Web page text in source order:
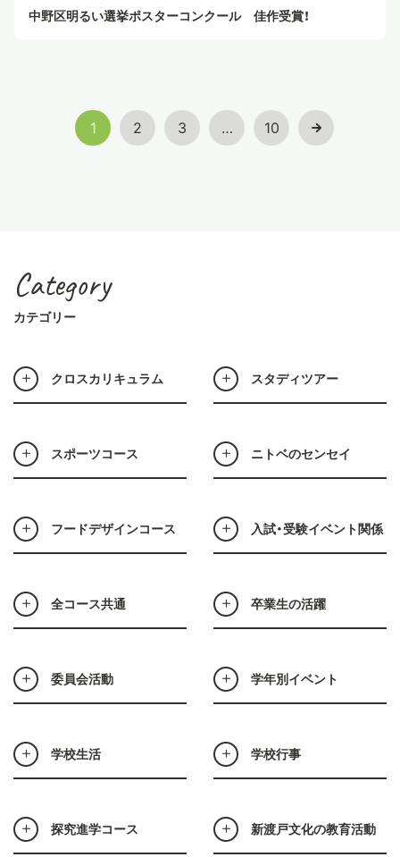
中野区明るい選挙ポスターコンクール 佳作受賞！
1 2 3 … 10
Category
カテゴリー
クロスカリキュラム スタディツアー
スポーツコース ニトベのセンセイ
フードデザインコース 入試・受験イベント関係
全コース共通 卒業生の活躍
委員会活動 学年別イベント
学校生活 学校行事
探究進学コース 新渡戸文化の教育活動